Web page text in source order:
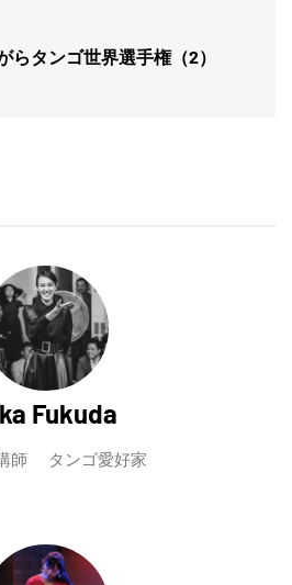
らタンゴ世界選手権（2）
Fukuda
師 タンゴ愛好家